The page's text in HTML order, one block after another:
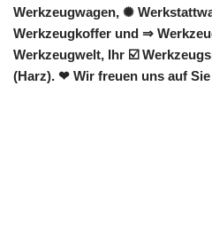
Werkzeugwagen, ✺
Werkzeugkoffer und ⇒
Werkzeugwelt, Ihr ☑️
(Harz). ❤ Wir freuen uns auf